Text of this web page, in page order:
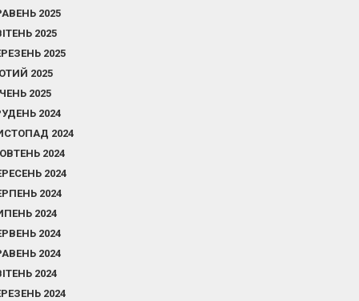
2025
2025
2025
2025
2025
2024
2024
2024
2024
2024
2024
2024
2024
2024
2024